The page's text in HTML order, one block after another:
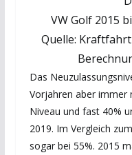
VW Golf 2015
Quelle:
Das
Vorjahren aber immer
Niveau und fast 40%
2019. Im Vergleich
sogar bei 55%. 2015